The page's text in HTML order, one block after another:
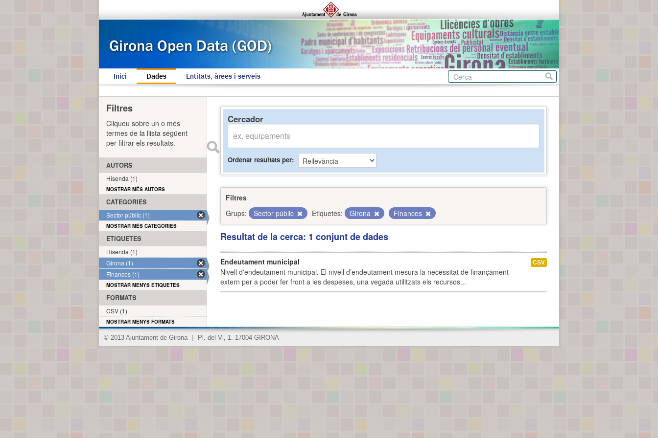
Inici Dades Entitats, àrees i serveis
Cercador
Ordenar resultats per
Filtres
Grups:
Sector públic Etiquetes: Girona Finances
Resultat de la cerca: 1 conjunt de dades
Endeutament municipal
Nivell d'endeutament municipal. El nivell d’endeutament mesura la necessitat de finançament
extern per a poder fer front a les despeses, una vegada utilitzats els recursos...
CSV
Filtres
Cliqueu sobre un o més
termes de la llista següent
per filtrar els resultats.
AUTORS
Hisenda (1)
MOSTRAR MÉS AUTORS
CATEGORIES
Sector públic (1)
MOSTRAR MÉS CATEGORIES
ETIQUETES
Hisenda (1)
Girona (1)
Finances (1)
MOSTRAR MENYS ETIQUETES
FORMATS
CSV (1)
MOSTRAR MENYS FORMATS
© 2013 Ajuntament de Girona Pl. del Vi, 1. 17004 GIRONA